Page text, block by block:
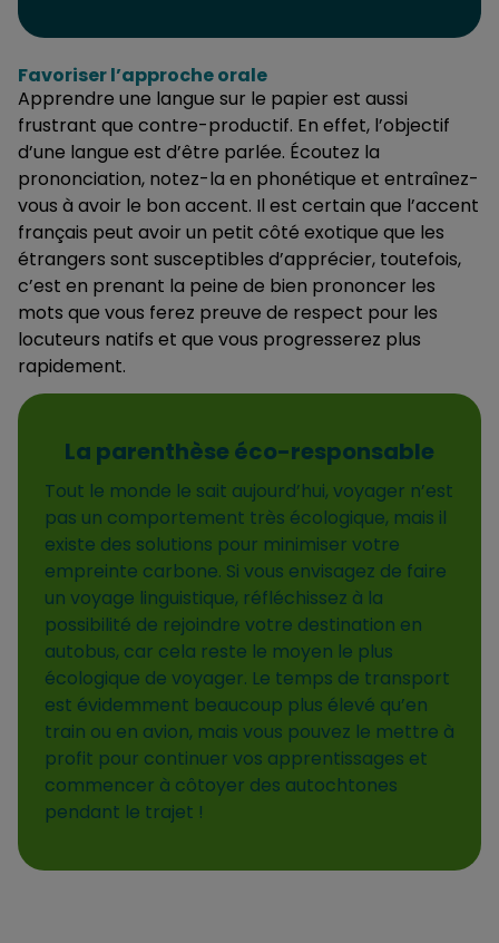
Favoriser l’approche orale
Apprendre une langue sur le papier est aussi
frustrant que contre-productif. En effet, l’objectif
d’une langue est d’être parlée. Écoutez la
prononciation, notez-la en phonétique et entraînez-
vous à avoir le bon accent. Il est certain que l’accent
français peut avoir un petit côté exotique que les
étrangers sont susceptibles d’apprécier, toutefois,
c’est en prenant la peine de bien prononcer les
mots que vous ferez preuve de respect pour les
locuteurs natifs et que vous progresserez plus
rapidement.
La parenthèse éco-responsable
Tout le monde le sait aujourd’hui, voyager n’est
pas un comportement très écologique, mais il
existe des solutions pour minimiser votre
empreinte carbone. Si vous envisagez de faire
un voyage linguistique, réfléchissez à la
possibilité de rejoindre votre destination en
autobus, car cela reste le moyen le plus
écologique de voyager. Le temps de transport
est évidemment beaucoup plus élevé qu’en
train ou en avion, mais vous pouvez le mettre à
profit pour continuer vos apprentissages et
commencer à côtoyer des autochtones
pendant le trajet !